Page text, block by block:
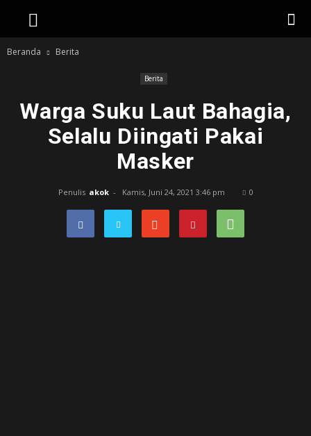
Beranda Berita
Berita
Warga Suku Laut Bahagia,
Selalu Diingati Pakai
Masker
Penulis akok - Kamis, Juni 24, 2021 3:46 pm 0